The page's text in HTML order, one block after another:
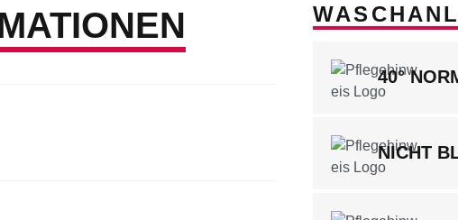
40°
NICHT